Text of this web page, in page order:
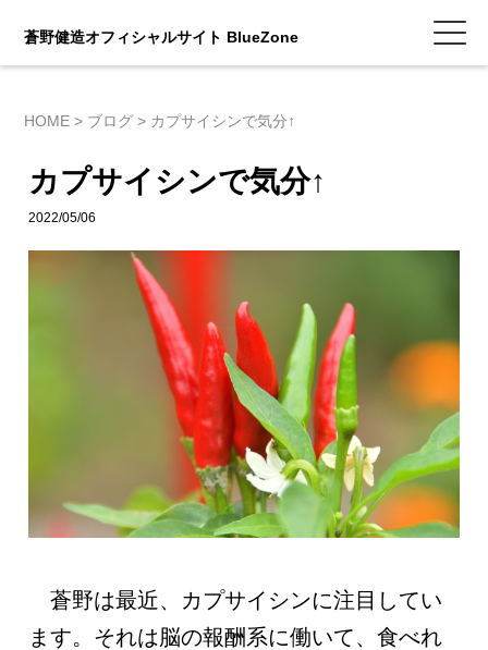
蒼野健造オフィシャルサイト BlueZone
HOME > ブログ > カプサイシンで気分↑
カプサイシンで気分↑
2022/05/06
蒼野は最近、カプサイシンに注目してい
ます。それは脳の報酬系に働いて、食べれ